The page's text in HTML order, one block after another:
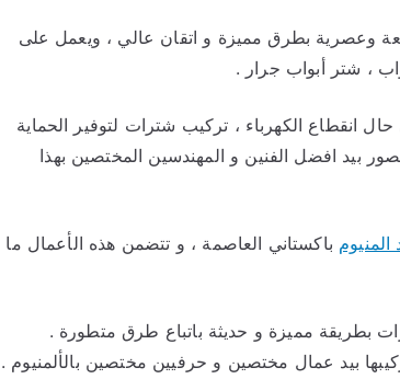
وعصرية بطرق مميزة و اتقان عالي ، ويعمل على
، شتر أبواب جرار .
انقطاع الكهرباء ، تركيب شترات لتوفير الحماية
بيد افضل الفنين و المهندسين المختصين بهذا
المنيوم باكستاني العاصمة ، و تتضمن هذه الأعمال ما
بطريقة مميزة و حديثة باتباع طرق متطورة .
بيد عمال مختصين و حرفيين مختصين بالألمنيوم .